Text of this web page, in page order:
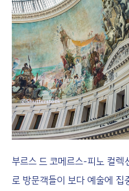
부르스 드 코메르스-피노 컬
로 방문객들이 보다 예술에